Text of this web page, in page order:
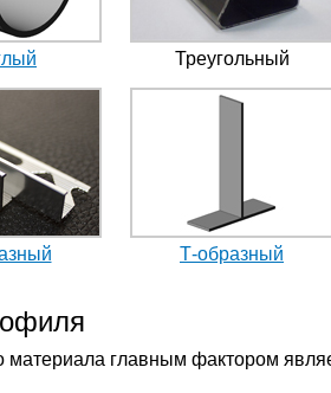
Треугольный
Т-образный
главным фактором